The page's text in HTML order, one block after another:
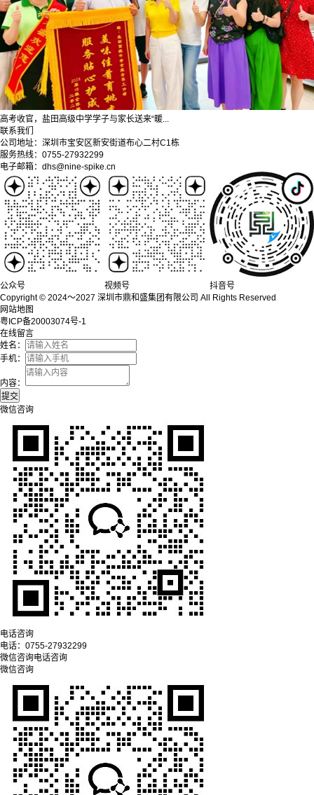
高考收官，盐田高级中学学子与家长送来“暖...
联系我们
公司地址：深圳市宝安区新安街道布心二村C1栋
服务热线：0755-27932299
电子邮箱：dhs@nine-spike.cn
公众号 视频号
抖音号
Copyright © 2024～2027 深圳市鼎和盛集团有限公司 All Rights Reserved
网站地图
粤ICP备20003074号-1
在线留言
姓名：
手机：
内容：
微信咨询
电话咨询
电话： 0755-27932299
微信咨询电话咨询
微信咨询